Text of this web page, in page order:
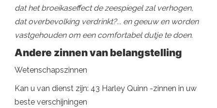
dat het broeikaseffect de zeespiegel zal verhogen,
dat overbevolking verdrinkt?... en geeuw en worden
vastgehouden om een ​​comfortabel dutje te doen.
Andere zinnen van belangstelling
Wetenschapszinnen
Kan u van dienst zijn: 43 Harley Quinn -zinnen in uw
beste verschijningen